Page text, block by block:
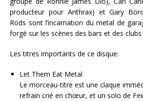
producteur pour Anthrax) et Gary
Rods sont l’incarnation du metal de
forgé sur les scènes des bars et des
Les titres importants de ce disque:
Let Them Eat Metal
Le morceau-titre est une claque
refrain crié en chœur, et un solo de